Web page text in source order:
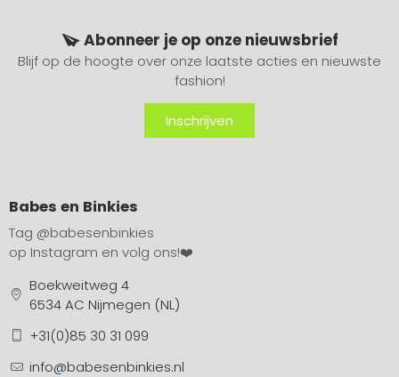
Abonneer je op onze nieuwsbrief
Blijf op de hoogte over onze laatste acties en nieuwste
fashion!
Inschrijven
Babes en Binkies
Tag @babesenbinkies
op Instagram en volg ons!❤️
Boekweitweg 4
6534 AC Nijmegen (NL)
+31(0)85 30 31 099
info@babesenbinkies.nl